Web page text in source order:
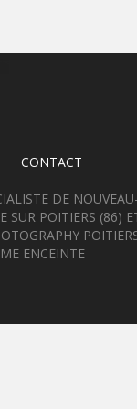
CONTACT
DE
SUR POITIERS (86)
ENCEINTE